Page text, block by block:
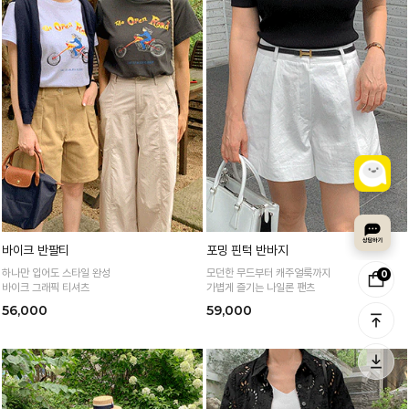
0
바이크 반팔티
하나만 입어도 스타일 완성
바이크 그래픽 티셔츠
56,000
포밍 핀턱 반바지
모던한 무드부터 캐주얼룩까지
가볍게 즐기는 나일론 팬츠
59,000